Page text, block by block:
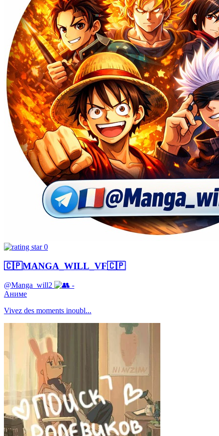
0
🇨🇵MANGA_WILL_VF🇨🇵
@Manga_will2
-
Аниме
Vivez des moments inoubl...